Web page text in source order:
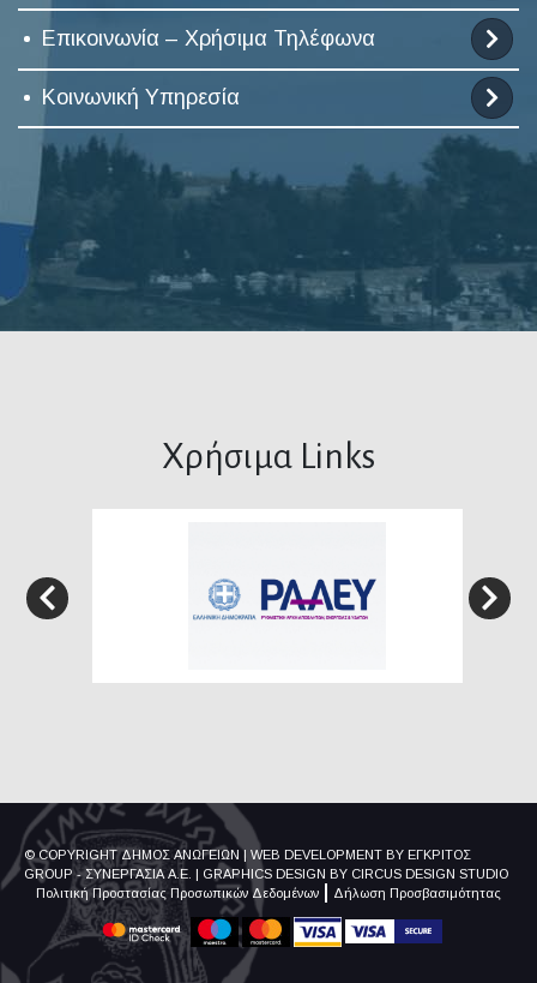
Επικοινωνία – Χρήσιμα Τηλέφωνα
Κοινωνική Υπηρεσία
Χρήσιμα Links
© COPYRIGHT ΔΗΜΟΣ ΑΝΩΓΕΙΩΝ | WEB DEVELOPMENT BY ΕΓΚΡΙΤΟΣ
GROUP - ΣΥΝΕΡΓΑΣΙΑ Α.Ε. | GRAPHICS DESIGN BY CIRCUS DESIGN STUDIO
Πολιτική Προστασίας Προσωπικών Δεδομένων
Δήλωση Προσβασιμότητας